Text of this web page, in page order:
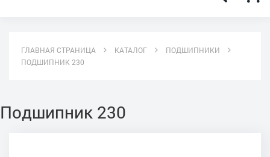
ГЛАВНАЯ СТРАНИЦА КАТАЛОГ
ПОДШИПНИКИ
ПОДШИПНИК 230
Подшипник 230